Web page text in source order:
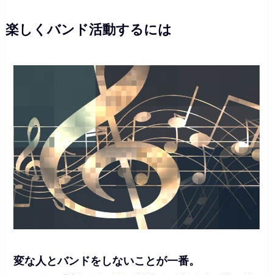
楽しくバンド活動するには
変な人とバンドをしないことが一番。